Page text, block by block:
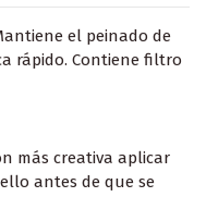
el peinado de
rápido. Contiene filtro
más creativa aplicar
antes de que se